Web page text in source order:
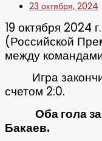
23 октября, 2024
19 октября 2024
(Российской
между
Игра
счетом 2:0.
Оба гола
Бакаев.